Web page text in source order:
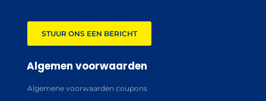
STUUR ONS EEN BERICHT
Algemen voorwaarden
Algemene voorwaarden coupons